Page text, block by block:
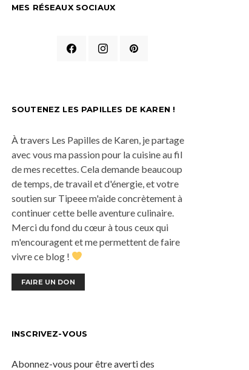
MES RÉSEAUX SOCIAUX
SOUTENEZ LES PAPILLES DE KAREN !
À travers Les Papilles de Karen, je partage
avec vous ma passion pour la cuisine au fil
de mes recettes. Cela demande beaucoup
de temps, de travail et d'énergie, et votre
soutien sur Tipeee m'aide concrètement à
continuer cette belle aventure culinaire.
Merci du fond du cœur à tous ceux qui
m'encouragent et me permettent de faire
vivre ce blog !
FAIRE UN DON
INSCRIVEZ-VOUS
Abonnez-vous pour être averti des